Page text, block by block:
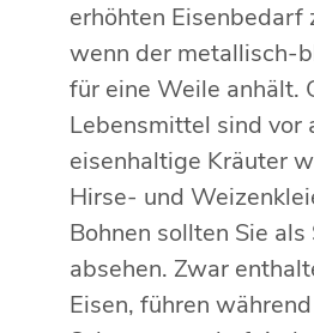
erhöhten Eisenbedarf
wenn der metallisch-
für eine Weile anhält.
Lebensmittel sind vor
eisenhaltige Kräuter
Hirse- und
Bohnen sollten Sie
absehen. Zwar
Eisen, führen